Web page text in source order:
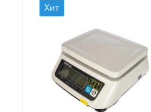
Хит